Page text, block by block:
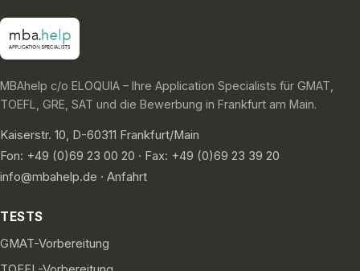
MBAhelp c/o ELOQUIA – Ihre Application Specialists für GMAT,
TOEFL, GRE, SAT und die Bewerbung in Frankfurt am Main.
Kaiserstr. 10, D-60311 Frankfurt/Main
Fon: +49 (0)69 23 00 20 · Fax: +49 (0)69 23 39 20
info@mbahelp.de · Anfahrt
TESTS
GMAT-Vorbereitung